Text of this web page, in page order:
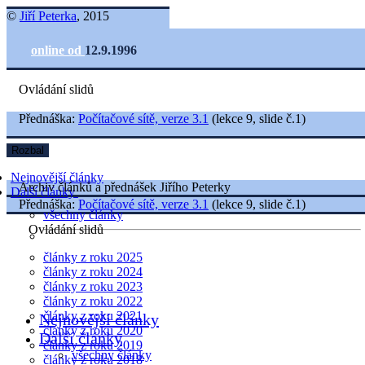
© Jiří Peterka, 2015
online od 12.9.1996
Ovládání slidů
Nejnovější články
Další články
všechny články
články z roku 2025
články z roku 2024
články z roku 2023
články z roku 2022
články z roku 2021
články z roku 2020
články z roku 2019
články z roku 2018
Přednáška: Počítačové sítě, verze 3.1 (lekce 9, slide č.1)
Rozbal
Archiv článků a přednášek Jiřího Peterky
Přednáška: Počítačové sítě, verze 3.1 (lekce 9, slide č.1)
Ovládání slidů
Nejnovější články
Další články
všechny články